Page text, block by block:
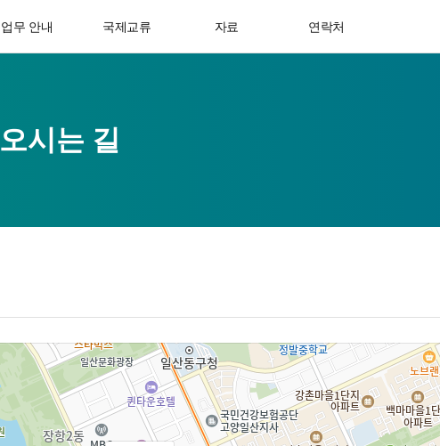
업무 안내 국제교류 자료 연락처
오시는 길